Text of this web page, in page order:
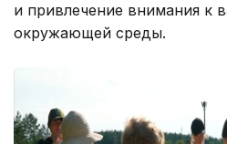
и привлечение внимания к
окружающей среды.